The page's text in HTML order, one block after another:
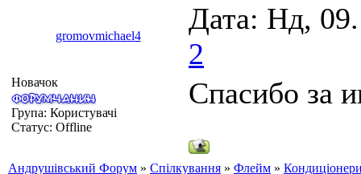
gromovmichael4
Дата: Нд,
2
Новачок
Група: Користувачі
Статус: Offline
Спасибо за
Андрушівський Форум » Спілкування » Флейм »